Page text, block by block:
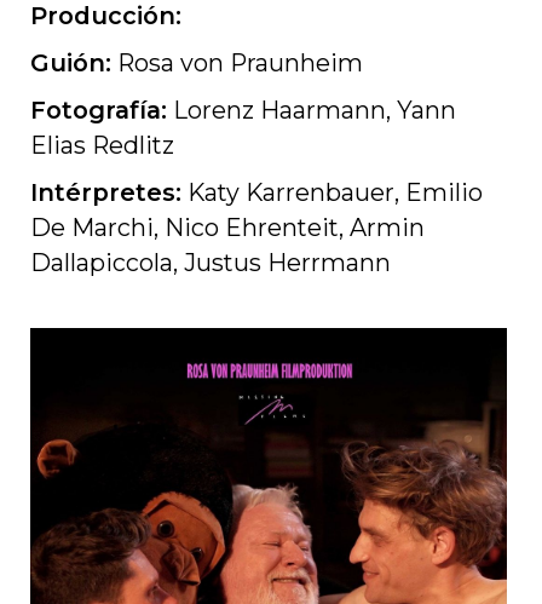
Producción:
Guión: Rosa von Praunheim
Fotografía: Lorenz Haarmann, Yann
Elias Redlitz
Intérpretes: Katy Karrenbauer, Emilio
De Marchi, Nico Ehrenteit, Armin
Dallapiccola, Justus Herrmann